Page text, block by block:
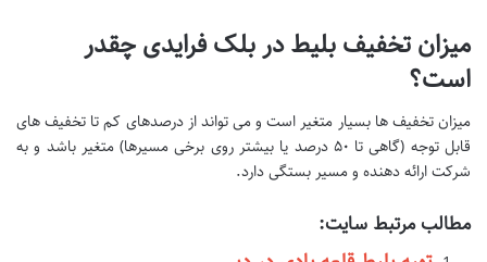
میزان تخفیف بلیط در بلک فرایدی چقدر
است؟
میزان تخفیف ها بسیار متغیر است و می تواند از درصدهای کم تا تخفیف های
قابل توجه (گاهی تا ۵۰ درصد یا بیشتر روی برخی مسیرها) متغیر باشد و به
شرکت ارائه دهنده و مسیر بستگی دارد.
مطالب مرتبط سایت: